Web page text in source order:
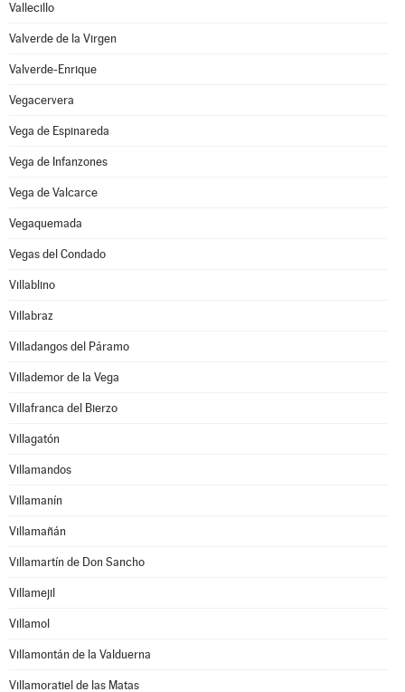
Vallecillo
Valverde de la Virgen
Valverde-Enrique
Vegacervera
Vega de Espinareda
Vega de Infanzones
Vega de Valcarce
Vegaquemada
Vegas del Condado
Villablino
Villabraz
Villadangos del Páramo
Villademor de la Vega
Villafranca del Bierzo
Villagatón
Villamandos
Villamanín
Villamañán
Villamartín de Don Sancho
Villamejil
Villamol
Villamontán de la Valduerna
Villamoratiel de las Matas